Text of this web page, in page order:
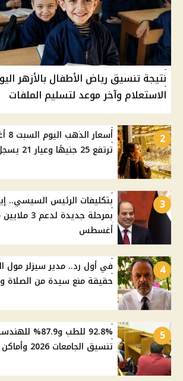
نتيجة تنسيق رياض الأطفال بالأزهر
الاستعلام وآخر موعد لتسليم الملفات
2
ترتفع 25 جنيهًا وعيار 21 يسجل 6125 جنيهًا
3
بتكليفات الرئيس السيسي..
بمرحلة جديدة
أغسطس
4
في أول رد.. مدير سيزلر
حقيقة منع سيدة من الصلاة
5
92.8% للطب
تنسيق الجامعات 2026 وأماكن المرحلة الثانية